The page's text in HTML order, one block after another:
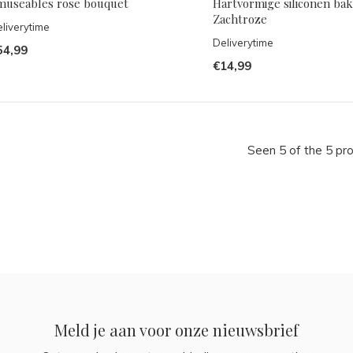
rose bouquet
Hartvormige siliconen
Zachtroze
Deliverytime
€14,99
Seen 5 of the 5
Meld je aan voor onze nieuwsbrief